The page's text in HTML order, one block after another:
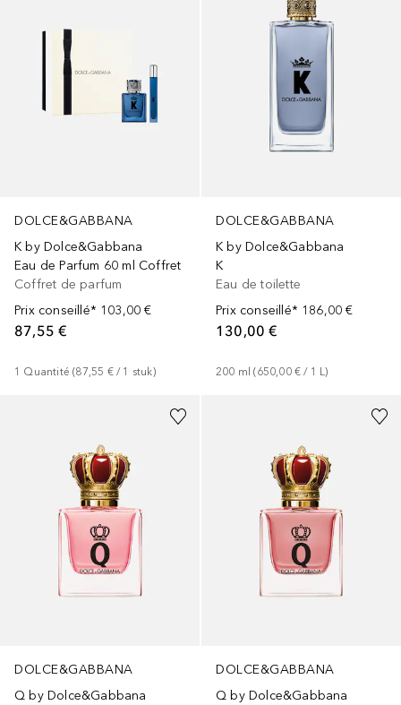
DOLCE&GABBANA
K by Dolce&Gabbana
Eau de Parfum 60 ml Coffret
Coffret de parfum
Prix conseillé* 103,00 €
87,55 €
1 Quantité (87,55 € / 1 stuk)
DOLCE&GABBANA
K by Dolce&Gabbana
K
Eau de toilette
Prix conseillé* 186,00 €
130,00 €
200 ml (650,00 € / 1 L)
DOLCE&GABBANA
Q by Dolce&Gabbana
DOLCE&GABBANA
Q by Dolce&Gabbana